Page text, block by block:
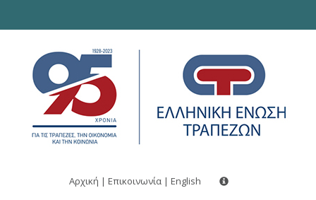
Αρχική | Επικοινωνία | English